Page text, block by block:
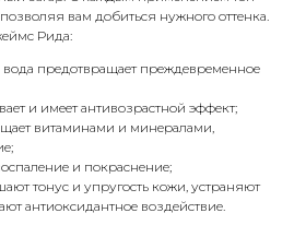
вам добиться нужного оттенка.
Рида:
предотвращает преждевременное
и имеет антивозрастной эффект;
витаминами и минералами,
и покраснение;
тонус и упругость кожи, устраняют
антиоксидантное воздействие.